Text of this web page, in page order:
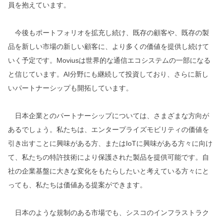
員を抱えています。
今後もポートフォリオを拡充し続け、既存の顧客や、既存の製
品を新しい市場の新しい顧客に、より多くの価値を提供し続けて
いく予定です。Moviusは世界的な通信エコシステムの一部になる
と信じています。AI分野にも継続して投資しており、さらに新し
いパートナーシップも開拓しています。
日本企業とのパートナーシップについては、さまざまな方向が
あるでしょう。私たちは、エンタープライズモビリティの価値を
引き出すことに興味がある方、またはIoTに興味がある方々に向け
て、私たちの特許技術により保護された製品を提供可能です。自
社の企業基盤に大きな変化をもたらしたいと考えている方々にと
っても、私たちは価値ある提案ができます。
日本のような規制のある市場でも、シスコのインフラストラク